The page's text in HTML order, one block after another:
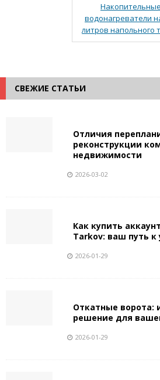
Накопительные
водонагреватели
литров напольного
СВЕЖИЕ СТАТЬИ
Отличия
реконструкции
недвижимости
2026-03-02
Как купить
Tarkov: ваш путь к
2026-01-29
Откатные ворота:
решение для
2026-01-29